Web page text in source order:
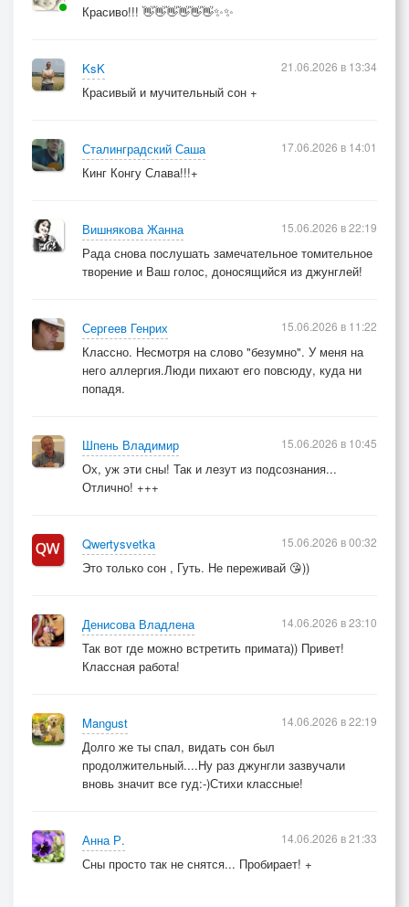
Красиво!!! 👋👋👋👋👋👋✨✨
KsK
Красивый и мучительный сон +
21.06.2026 в 13:34
Сталинградский Саша
Кинг Конгу Слава!!!+
17.06.2026 в 14:01
Вишнякова Жанна
Рада снова послушать замечательное томительное
творение и Ваш голос, доносящийся из джунглей!
15.06.2026 в 22:19
Сергеев Генрих
Классно. Несмотря на слово "безумно". У меня на
него аллергия.Люди пихают его повсюду, куда ни
попадя.
15.06.2026 в 11:22
Шпень Владимир
Ох, уж эти сны! Так и лезут из подсознания...
Отлично! +++
15.06.2026 в 10:45
Qwertysvetka
Это только сон , Гуть. Не переживай 😘))
15.06.2026 в 00:32
Денисова Владлена
Так вот где можно встретить примата)) Привет!
Классная работа!
14.06.2026 в 23:10
Mangust
Долго же ты спал, видать сон был
продолжительный....Ну раз джунгли зазвучали
вновь значит все гуд:-)Стихи классные!
14.06.2026 в 22:19
Анна Р.
Сны просто так не снятся... Пробирает! +
14.06.2026 в 21:33